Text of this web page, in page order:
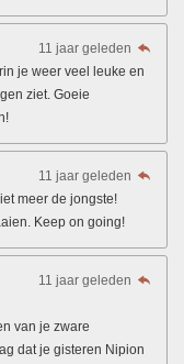
11 jaar geleden
je weer veel leuke en
ziet. Goeie
11 jaar geleden
meer de jongste!
Keep on going!
11 jaar geleden
van je zware
dat je gisteren Nipion